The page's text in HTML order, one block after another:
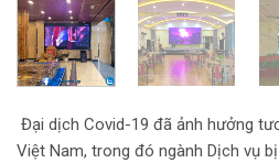
Đại dịch Covid-19 đã ảnh hưởng
Việt Nam, trong đó ngành Dịch vụ